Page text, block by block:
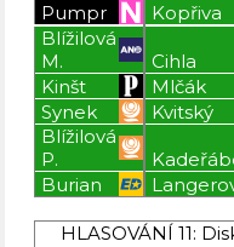
Pumpr
Kopřiva
Blížilová
M.
Cihla
Kinšt
Mlčák
Synek
Kvitský
Blížilová
P.
Burian
HLASOVÁNÍ 11: